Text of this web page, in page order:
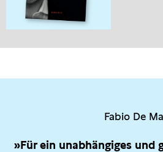
Fabio De
»Für ein unabhängiges und